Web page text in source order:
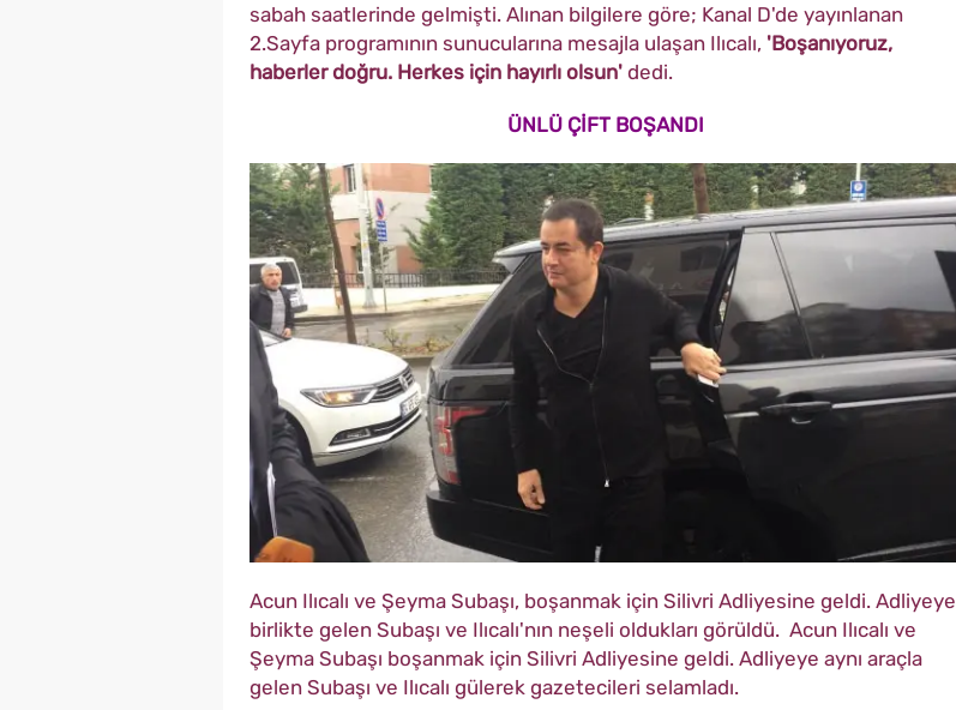
sabah saatlerinde gelmişti. Alınan bilgilere göre; Kanal D'de yayınlanan
2.Sayfa programının sunucularına mesajla ulaşan Ilıcalı, 'Boşanıyoruz,
haberler doğru. Herkes için hayırlı olsun' dedi.
ÜNLÜ ÇİFT BOŞANDI
Acun Ilıcalı ve Şeyma Subaşı, boşanmak için Silivri Adliyesine geldi. Adliyeye
birlikte gelen Subaşı ve Ilıcalı'nın neşeli oldukları görüldü. Acun Ilıcalı ve
Şeyma Subaşı boşanmak için Silivri Adliyesine geldi. Adliyeye aynı araçla
gelen Subaşı ve Ilıcalı gülerek gazetecileri selamladı.